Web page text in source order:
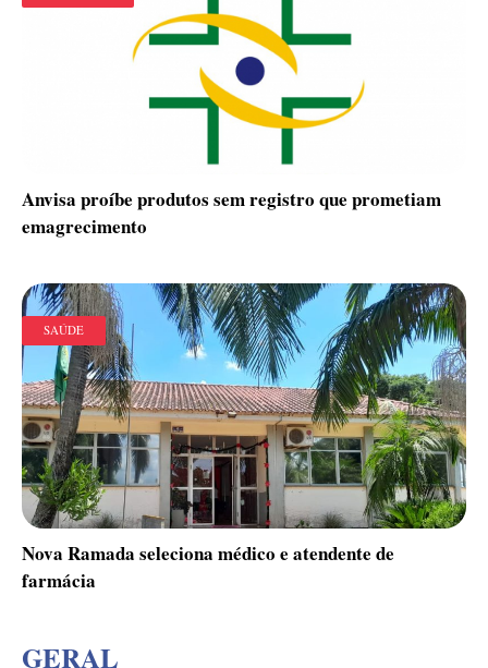
Anvisa proíbe produtos sem registro que prometiam
emagrecimento
SAÚDE
Nova Ramada seleciona médico e atendente de
farmácia
GERAL